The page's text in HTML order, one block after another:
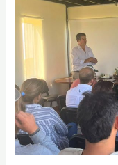
nuestra
de
abril